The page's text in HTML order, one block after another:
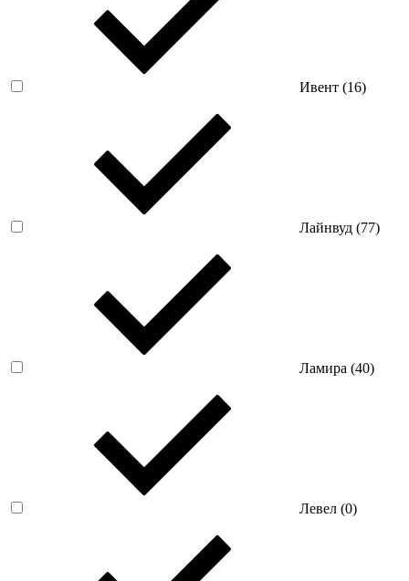
Ивент (16)
Лайнвуд (77)
Ламира (40)
Левел (0)